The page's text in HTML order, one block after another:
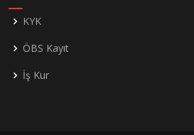
KYK
ÖBS Kayıt
İş Kur